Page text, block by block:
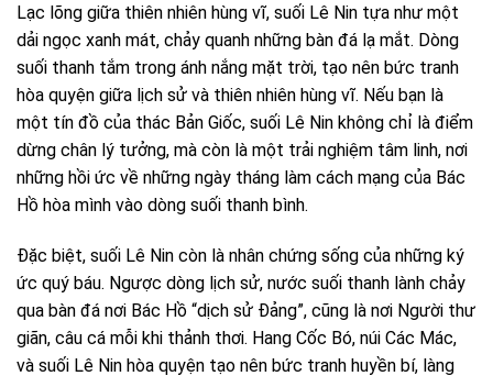
Lạc lõng giữa thiên nhiên hùng vĩ, suối Lê Nin tựa như một
dải ngọc xanh mát, chảy quanh những bàn đá lạ mắt. Dòng
suối thanh tắm trong ánh nắng mặt trời, tạo nên bức tranh
hòa quyện giữa lịch sử và thiên nhiên hùng vĩ. Nếu bạn là
một tín đồ của thác Bản Giốc, suối Lê Nin không chỉ là điểm
dừng chân lý tưởng, mà còn là một trải nghiệm tâm linh, nơi
những hồi ức về những ngày tháng làm cách mạng của Bác
Hồ hòa mình vào dòng suối thanh bình.
Đặc biệt, suối Lê Nin còn là nhân chứng sống của những ký
ức quý báu. Ngược dòng lịch sử, nước suối thanh lành chảy
qua bàn đá nơi Bác Hồ “dịch sử Đảng”, cũng là nơi Người thư
giãn, câu cá mỗi khi thảnh thơi. Hang Cốc Bó, núi Các Mác,
và suối Lê Nin hòa quyện tạo nên bức tranh huyền bí, làng